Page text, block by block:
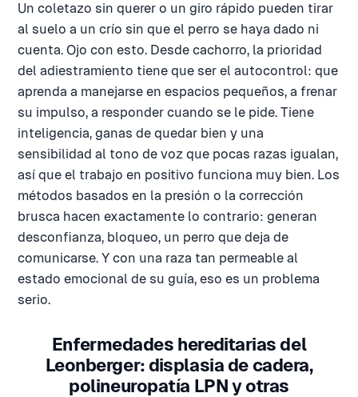
Un coletazo sin querer o un giro rápido pueden tirar
al suelo a un crío sin que el perro se haya dado ni
cuenta. Ojo con esto. Desde cachorro, la prioridad
del adiestramiento tiene que ser el autocontrol: que
aprenda a manejarse en espacios pequeños, a frenar
su impulso, a responder cuando se le pide. Tiene
inteligencia, ganas de quedar bien y una
sensibilidad al tono de voz que pocas razas igualan,
así que el trabajo en positivo funciona muy bien. Los
métodos basados en la presión o la corrección
brusca hacen exactamente lo contrario: generan
desconfianza, bloqueo, un perro que deja de
comunicarse. Y con una raza tan permeable al
estado emocional de su guía, eso es un problema
serio.
Enfermedades hereditarias del
Leonberger: displasia de cadera,
polineuropatía LPN y otras